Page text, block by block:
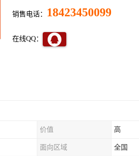
销售电话： 18423450099
在线QQ：
价值 高
面向区域 全国